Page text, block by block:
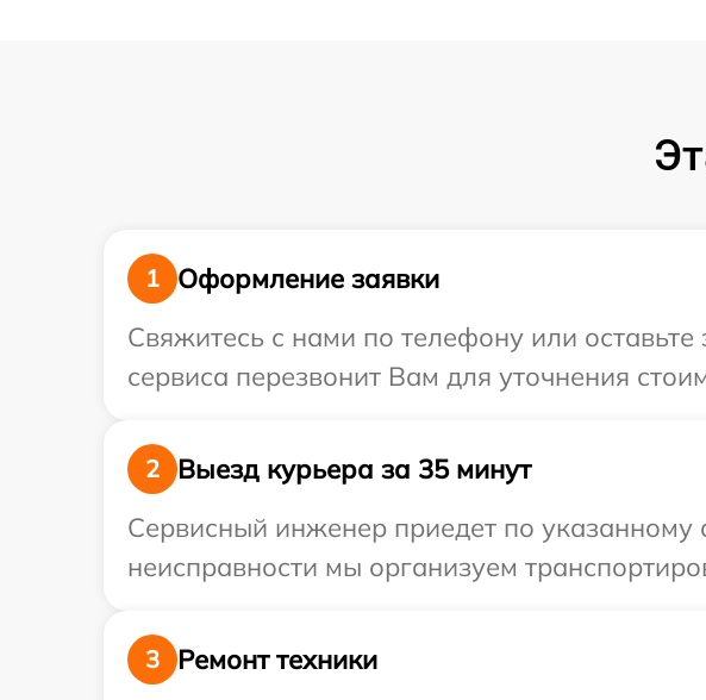
1
Оформление заявки
Свяжитесь с нами по телефону или
сервиса перезвонит Вам для уточнения
2
Выезд курьера за 35 минут
Сервисный инженер приедет по указанному
неисправности мы организуем
3
Ремонт техники